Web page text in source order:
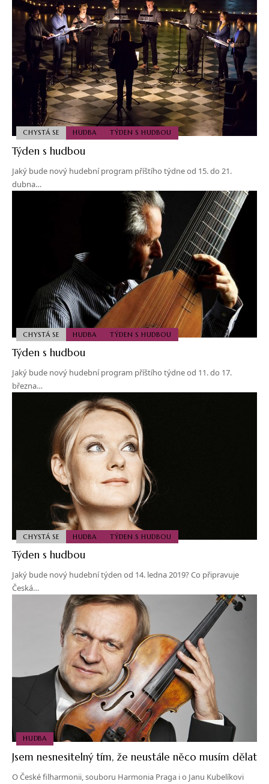
CHYSTÁ SE HUDBA TÝDEN S HUDBOU
Týden s hudbou
Jaký bude nový hudební program příštího týdne od 15. do 21.
dubna…
CHYSTÁ SE HUDBA TÝDEN S HUDBOU
Týden s hudbou
Jaký bude nový hudební program příštího týdne od 11. do 17.
března…
CHYSTÁ SE HUDBA TÝDEN S HUDBOU
Týden s hudbou
Jaký bude nový hudební týden od 14. ledna 2019? Co připravuje
Česká…
HUDBA
Jsem nesnesitelný tím, že neustále něco musím dělat
O České filharmonii, souboru Harmonia Praga i o Janu Kubelíkovi